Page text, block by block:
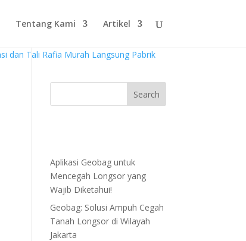
Tentang Kami Artikel
Aplikasi Geobag untuk
Mencegah Longsor yang
Wajib Diketahui!
Geobag: Solusi Ampuh Cegah
Tanah Longsor di Wilayah
Jakarta